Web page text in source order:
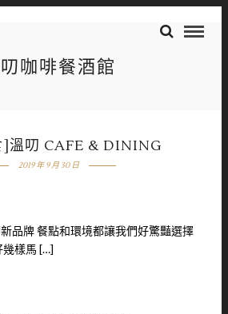
咖啡餐酒館
]溫叨 CAFE & DINING
2019 年 9 月 30 日
品牌 餐點和環境都讓我們好驚豔選擇
幾樣馬 […]